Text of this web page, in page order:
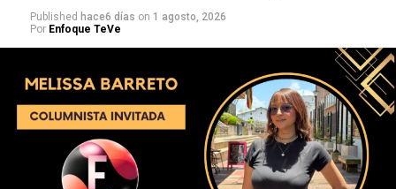
Published hace6 días on 1 agosto, 2026
Por Enfoque TeVe